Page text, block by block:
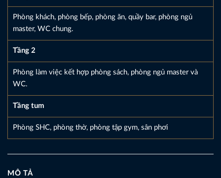
Phòng khách, phòng bếp, phòng ăn, quầy bar, phòng ngủ
master, WC chung.
Tầng 2
Phòng làm việc kết hợp phòng sách, phòng ngủ master và
WC.
Tầng tum
Phòng SHC, phòng thờ, phòng tập gym, sân phơi
MÔ TẢ